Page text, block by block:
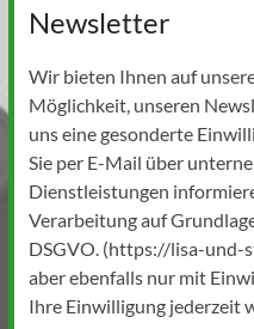
Newsletter
Wir bieten Ihnen auf
Möglichkeit, unseren
uns eine gesonderte
Sie per E-Mail über
Dienstleistungen
Verarbeitung auf
DSGVO. (https://lisa-und-
aber ebenfalls nur mit
Ihre Einwilligung jederzeit